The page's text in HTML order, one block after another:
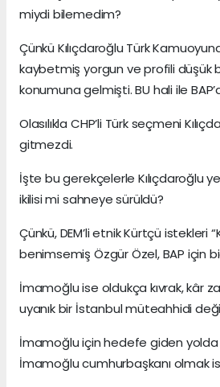
miydi bilemedim?
Çünkü Kılıçdaroğlu Türk
kaybetmiş yorgun ve profili düşük
konumuna gelmişti. BU hali ile
Olasılıkla CHP’li Türk seçmeni
gitmezdi.
İşte bu gerekçelerle Kılıçdaroğlu
ikilisi mi sahneye sürüldü?
Çünkü, DEM’li etnik Kürtçü istekleri
benimsemiş Özgür Özel, BAP için
İmamoğlu ise oldukça kıvrak, kâr
uyanık bir İstanbul müteahhidi
İmamoğlu için hedefe giden yolda
İmamoğlu cumhurbaşkanı olmak